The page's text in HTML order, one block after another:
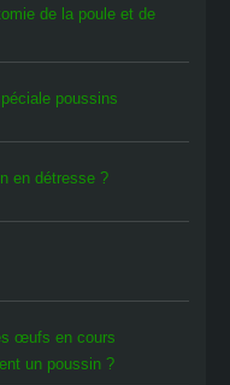
de la poule et de
poussins
en détresse ?
œufs en cours
un poussin ?